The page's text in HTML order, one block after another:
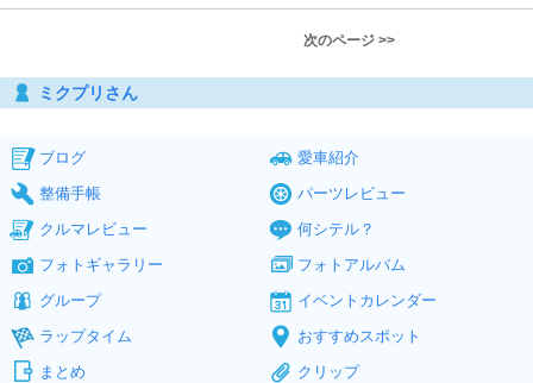
次のページ >>
ミクプリさん
ブログ
愛車紹介
整備手帳
パーツレビュー
クルマレビュー
何シテル？
フォトギャラリー
フォトアルバム
グループ
イベントカレンダー
ラップタイム
おすすめスポット
まとめ
クリップ